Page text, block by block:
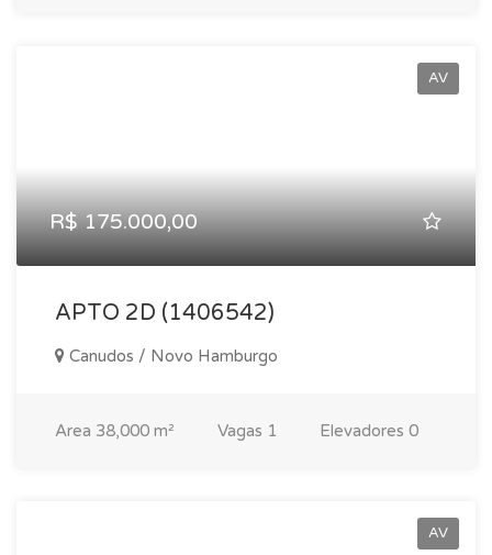
AV
R$ 175.000,00
APTO 2D (1406542)
Canudos / Novo Hamburgo
Area 38,000 m² Vagas 1 Elevadores 0
AV